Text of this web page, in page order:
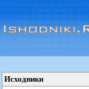
Исходники